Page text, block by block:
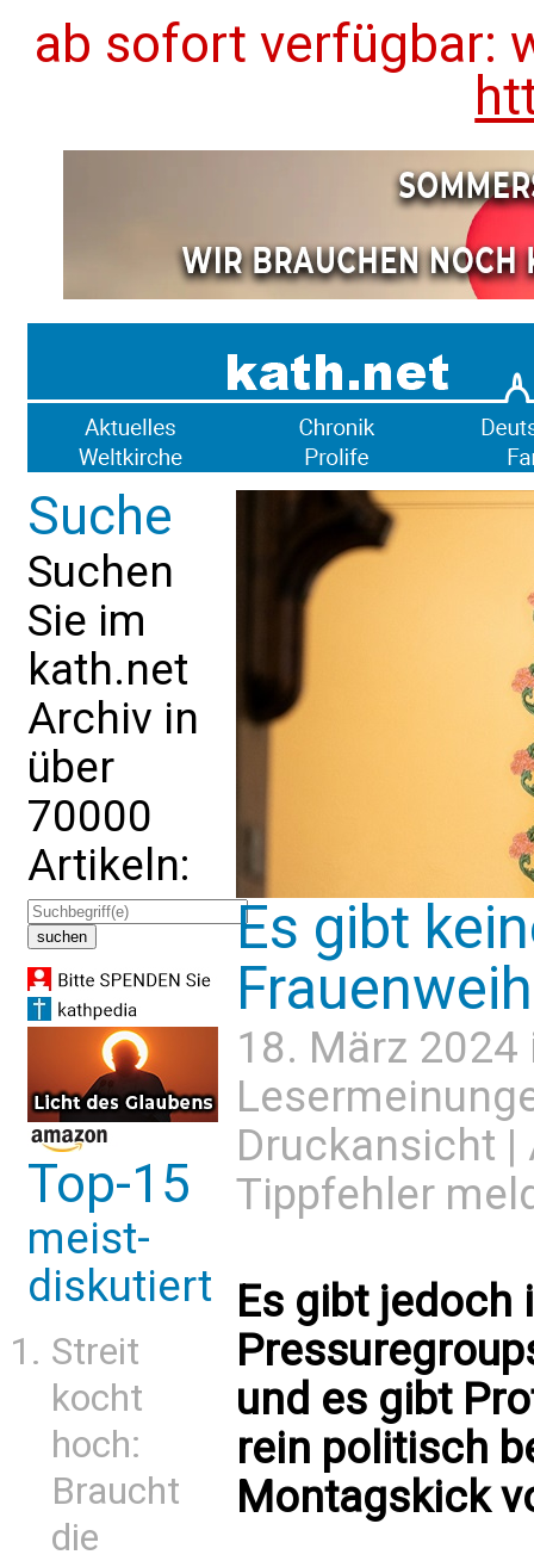
ab sofort verfügbar:
Suche
Suchen
Sie im
kath.net
Archiv in
über
70000
Artikeln:
Top-15
meist-
diskutiert
Streit
kocht
hoch:
Braucht
die
Es gibt
18. März
Druckansicht |
Tippfehler
Es gibt jedoch
und es gibt
rein politisch
Montagskick